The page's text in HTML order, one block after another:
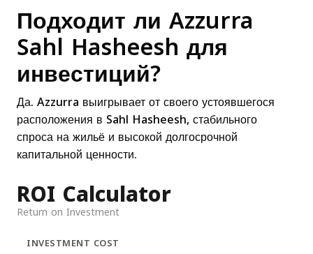
Подходит ли Azzurra
Sahl Hasheesh для
инвестиций?
Да. Azzurra выигрывает от своего устоявшегося
расположения в Sahl Hasheesh, стабильного
спроса на жильё и высокой долгосрочной
капитальной ценности.
ROI Calculator
Return on Investment
INVESTMENT COST